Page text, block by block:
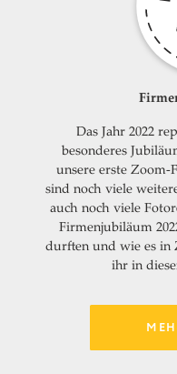
Das Jahr 2022
besonderes
unsere erste Zoom-
sind noch viele
auch noch viele
Firmenjubiläum
durften und wie es in
ihr in